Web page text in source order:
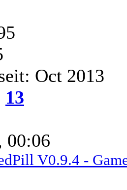
Oct 2013
13
00:06
V0.9.4 -